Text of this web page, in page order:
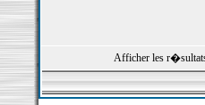
Afficher les